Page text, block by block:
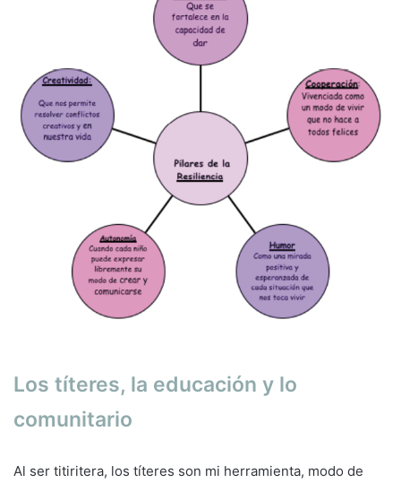
Los títeres, la educación y lo
comunitario
Al ser titiritera, los títeres son mi herramienta, modo de